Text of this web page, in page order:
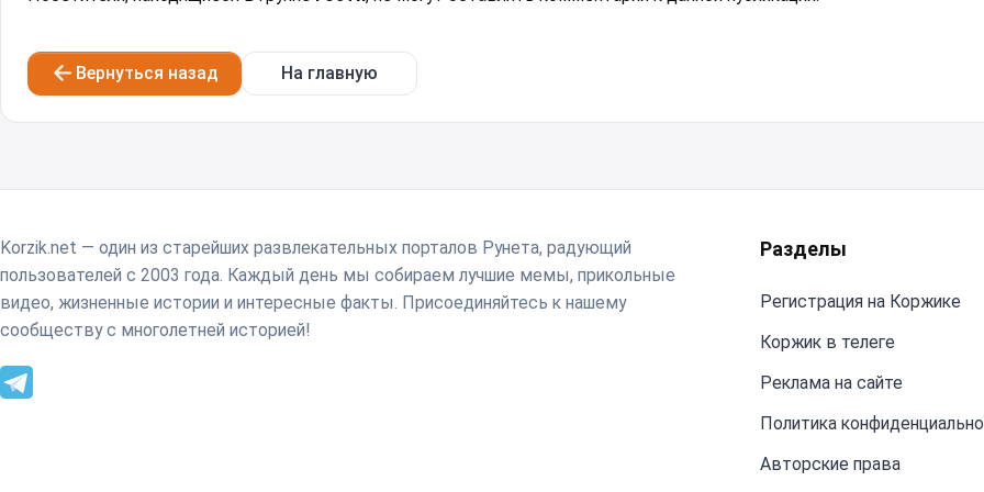
Вернуться назад На главную
Korzik.net — один из старейших развлекательных порталов Рунета, радующий
пользователей с 2003 года. Каждый день мы собираем лучшие мемы, прикольные
видео, жизненные истории и интересные факты. Присоединяйтесь к нашему
сообществу с многолетней историей!
Разделы
Регистрация на Коржике
Коржик в телеге
Реклама на сайте
Политика
Авторские права